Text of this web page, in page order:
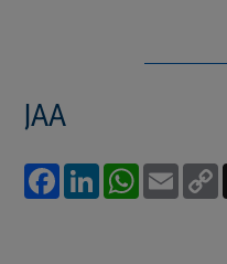
JAA
FacebookLinkedInWhatsApp
Email